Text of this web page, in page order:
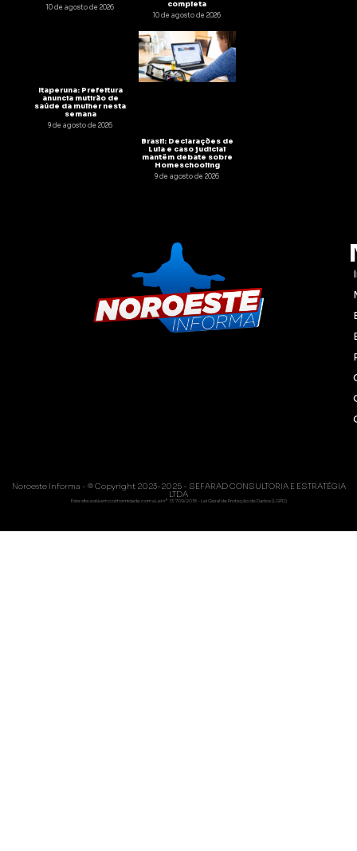
10 de agosto de 2026
completa
10 de agosto de 2026
Itaperuna: Prefeitura
anuncia mutirão de
saúde da mulher nesta
semana
9 de agosto de 2026
Brasil: Declarações de
Lula e caso judicial
mantêm debate sobre
Homeschooling
9 de agosto de 2026
Noroeste Informa - © Copyright 2023-2025 - SEFARAD CONSULTORIA E ESTRATÉGIA
LTDA
Este site está em conformidade com a Lei nº 13.709/2018 - Lei Geral de Proteção de Dados (LGPD)